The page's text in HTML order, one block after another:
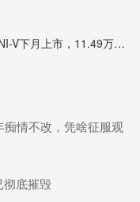
锦鑫网配资 长安UNI-V下月上市，11.49万买2.0T，该加钱买凯美瑞吗？
情不改，凭啥征服观
彻底摧毁